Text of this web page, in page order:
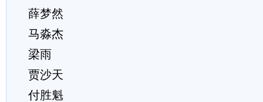
薛梦然
马淼杰
梁雨
贾沙天
付胜魁